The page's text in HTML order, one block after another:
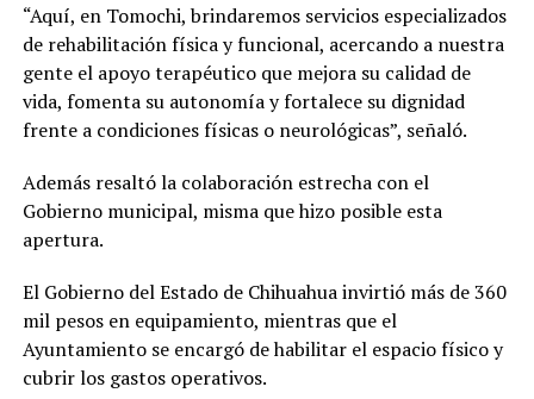
“Aquí, en Tomochi, brindaremos servicios especializados
de rehabilitación física y funcional, acercando a nuestra
gente el apoyo terapéutico que mejora su calidad de
vida, fomenta su autonomía y fortalece su dignidad
frente a condiciones físicas o neurológicas”, señaló.
Además resaltó la colaboración estrecha con el
Gobierno municipal, misma que hizo posible esta
apertura.
El Gobierno del Estado de Chihuahua invirtió más de 360
mil pesos en equipamiento, mientras que el
Ayuntamiento se encargó de habilitar el espacio físico y
cubrir los gastos operativos.